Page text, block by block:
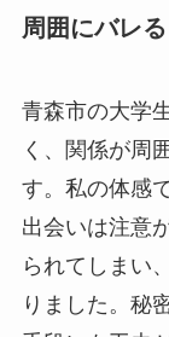
周囲にバレ
青森市の大学
く、関係が周
す。私の体感
出会いは注意
られてしまい
りました。秘